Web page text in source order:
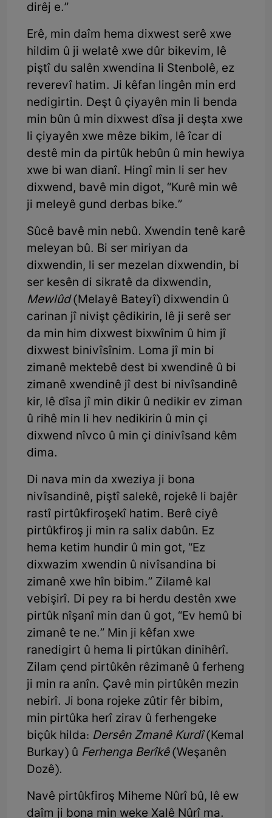
dirêj e.”
Erê, min daîm hema dixwest serê xwe
hildim û ji welatê xwe dûr bikevim, lê
piştî du salên xwendina li Stenbolê, ez
reverevî hatim. Ji kêfan lingên min erd
nedigirtin. Deşt û çiyayên min li benda
min bûn û min dixwest dîsa ji deşta xwe
li çiyayên xwe mêze bikim, lê îcar di
destê min da pirtûk hebûn û min hewiya
xwe bi wan dianî. Hingî min li ser hev
dixwend, bavê min digot, “Kurê min wê
ji meleyê gund derbas bike.”
Sûcê bavê min nebû. Xwendin tenê karê
meleyan bû. Bi ser miriyan da
dixwendin, li ser mezelan dixwendin, bi
ser kesên di sikratê da dixwendin,
Mewlûd(Melayê Bateyî) dixwendin û
carinan jî nivişt çêdikirin, lê ji serê ser
da min him dixwest bixwînim û him jî
dixwest binivîsînim. Loma jî min bi
zimanê mektebê dest bi xwendinê û bi
zimanê xwendinê jî dest bi nivîsandinê
kir, lê dîsa jî min dikir û nedikir ev ziman
û rihê min li hev nedikirin û min çi
dixwend nîvco û min çi dinivîsand kêm
dima.
Di nava min da xweziya ji bona
nivîsandinê, piştî salekê, rojekê li bajêr
rastî pirtûkfiroşekî hatim. Berê ciyê
pirtûkfiroş ji min ra salix dabûn. Ez
hema ketim hundir û min got, “Ez
dixwazim xwendin û nivîsandina bi
zimanê xwe hîn bibim.” Zilamê kal
vebişirî. Di pey ra bi herdu destên xwe
pirtûk nîşanî min dan û got, “Ev hemû bi
zimanê te ne.” Min ji kêfan xwe
ranedigirt û hema li pirtûkan dinihêrî.
Zilam çend pirtûkên rêzimanê û ferheng
ji min ra anîn. Çavê min pirtûkên mezin
nebirî. Ji bona rojeke zûtir fêr bibim,
min pirtûka herî zirav û ferhengeke
biçûk hilda: Dersên Zmanê Kurdî(Kemal
Burkay) û Ferhenga Berîkê(Weşanên
Dozê).
Navê pirtûkfiroş Miheme Nûrî bû, lê ew
daîm ji bona min weke Xalê Nûrî ma.